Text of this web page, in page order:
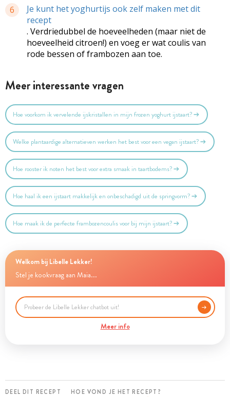
6
Je kunt het yoghurtijs ook zelf maken met dit
recept
. Verdriedubbel de hoeveelheden (maar niet de
hoeveelheid citroen!) en voeg er wat coulis van
rode bessen of frambozen aan toe.
Meer interessante vragen
Hoe voorkom ik vervelende ijskristallen in mijn frozen yoghurt ijstaart?
Welke plantaardige alternatieven werken het best voor een vegan ijstaart?
Hoe rooster ik noten het best voor extra smaak in taartbodems?
Hoe haal ik een ijstaart makkelijk en onbeschadigd uit de springvorm?
Hoe maak ik de perfecte frambozencoulis voor bij mijn ijstaart?
Welkom bij Libelle Lekker!
Stel je kookvraag aan Maia...
Meer info
DEEL DIT RECEPT HOE VOND JE HET RECEPT?